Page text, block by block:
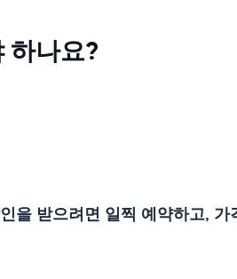
하나요?
받으려면 일찍 예약하고,